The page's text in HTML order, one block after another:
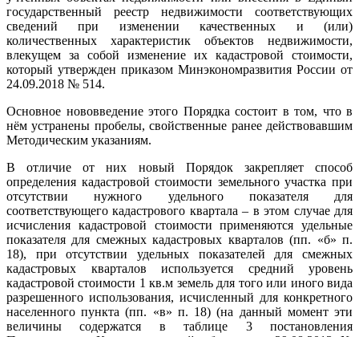
государственный реестр недвижимости соответствующих
сведений при изменении качественных и (или)
количественных характеристик объектов недвижимости,
влекущем за собой изменение их кадастровой стоимости,
который утвержден приказом Минэкономразвития России от
24.09.2018 № 514.
Основное нововведение этого Порядка состоит в том, что в
нём устранены пробелы, свойственные ранее действовавшим
Методическим указаниям.
В отличие от них новый Порядок закрепляет способ
определения кадастровой стоимости земельного участка при
отсутствии нужного удельного показателя для
соответствующего кадастрового квартала – в этом случае для
исчисления кадастровой стоимости применяются удельные
показателя для смежных кадастровых кварталов (пп. «б» п.
18), при отсутствии удельных показателей для смежных
кадастровых кварталов используется средний уровень
кадастровой стоимости 1 кв.м земель для того или иного вида
разрешенного использования, исчисленный для конкретного
населенного пункта (пп. «в» п. 18) (на данный момент эти
величины содержатся в таблице 3 постановления